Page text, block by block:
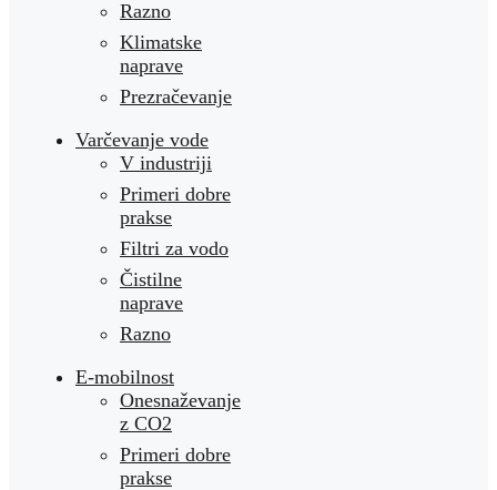
Razno
Klimatske
naprave
Prezračevanje
Varčevanje vode
V industriji
Primeri dobre
prakse
Filtri za vodo
Čistilne
naprave
Razno
E-mobilnost
Onesnaževanje
z CO2
Primeri dobre
prakse